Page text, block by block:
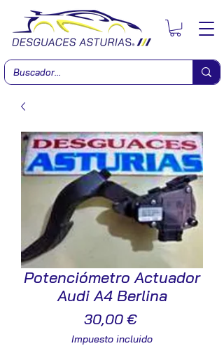
Potenciómetro Actuador
Audi A4 Berlina
30,00 €Precio
Impuesto incluido